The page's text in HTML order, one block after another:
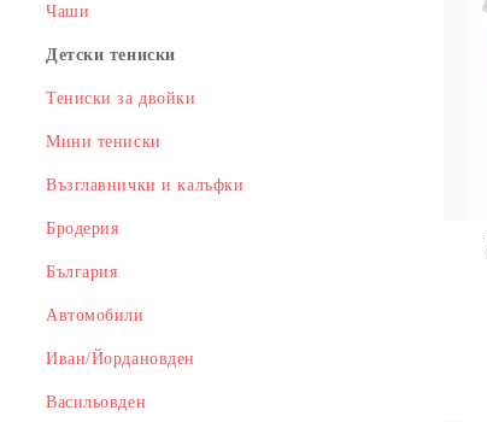
Димитровден
Стефановден
Чаши
Детски тениски
Тениски за двойки
Мини тениски
Възглавнички и калъфки
Бродерия
България
Автомобили
Иван/Йордановден
Васильовден